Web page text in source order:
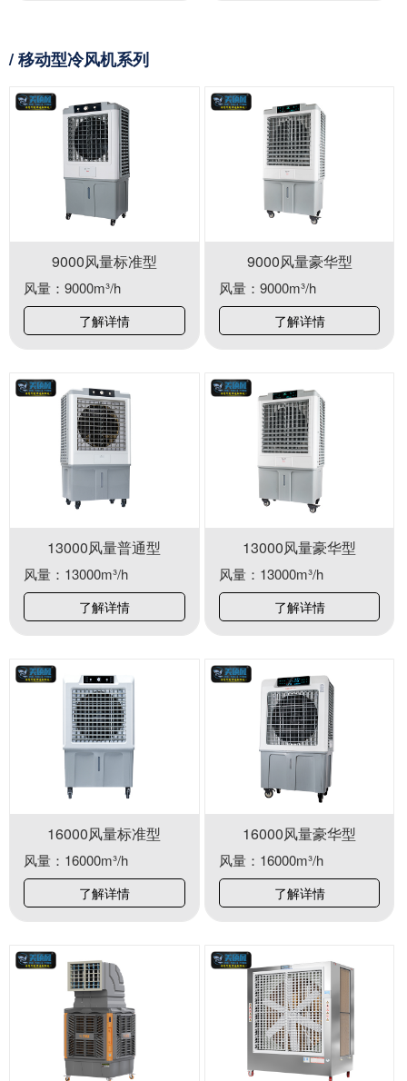
/ 移动型冷风机系列
9000风量标准型
风量：9000m³/h
了解详情
9000风量豪华型
风量：9000m³/h
了解详情
13000风量普通型
风量：13000m³/h
了解详情
13000风量豪华型
风量：13000m³/h
了解详情
16000风量标准型
风量：16000m³/h
了解详情
16000风量豪华型
风量：16000m³/h
了解详情